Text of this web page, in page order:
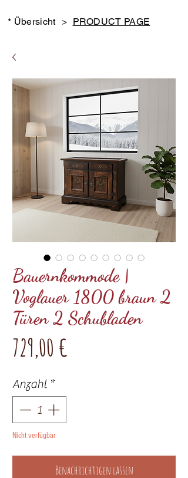
* Übersicht > PRODUCT PAGE
Bauernkommode |
Voglauer 1800 braun 2
Türen 2 Schubladen
729,00 €
Anzahl *
Nicht verfügbar
Benachrichtigen lassen